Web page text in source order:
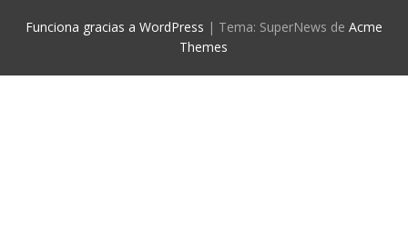
Funciona gracias a WordPress | Tema: SuperNews de Acme
Themes